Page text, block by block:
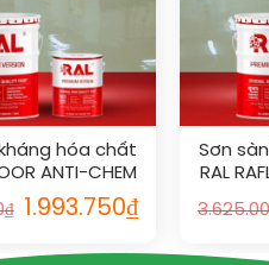
hóa chất
ANTI-CHEM
1024
₫ 1.993.750₫
Sơn
RAL